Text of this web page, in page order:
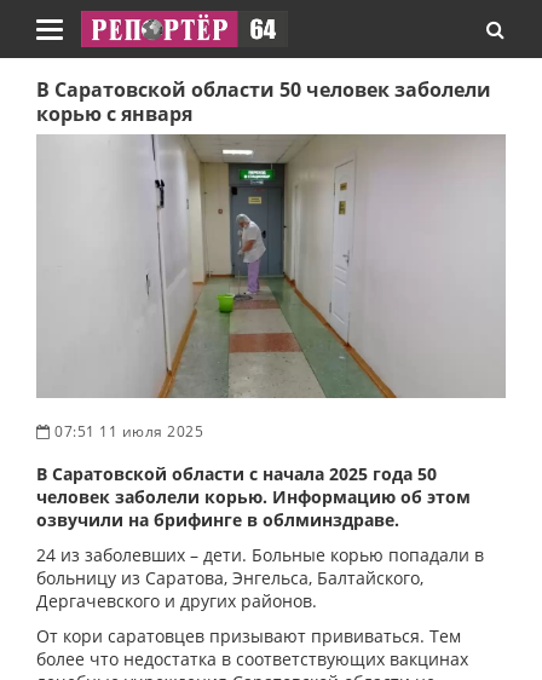
Навигация
В Саратовской области 50 человек заболели
корью с января
07:51 11 июля 2025
В Саратовской области с начала 2025 года 50
человек заболели корью. Информацию об этом
озвучили на брифинге в облминздраве.
24 из заболевших – дети. Больные корью попадали в
больницу из Саратова, Энгельса, Балтайского,
Дергачевского и других районов.
От кори саратовцев призывают прививаться. Тем
более что недостатка в соответствующих вакцинах